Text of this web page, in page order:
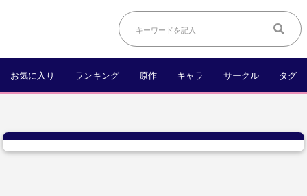
お気に入り ランキング 原作 キャラ サークル タグ